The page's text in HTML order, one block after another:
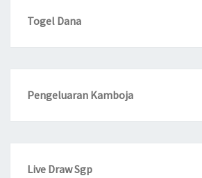
Togel Dana
Pengeluaran Kamboja
Live Draw Sgp